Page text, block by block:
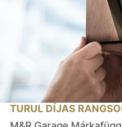
TURUL DÍJAS